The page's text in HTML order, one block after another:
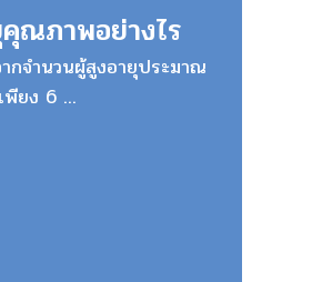
ณภาพอย่างไร
กจำนวนผู้สูงอายุประมาณ
พียง 6 ...